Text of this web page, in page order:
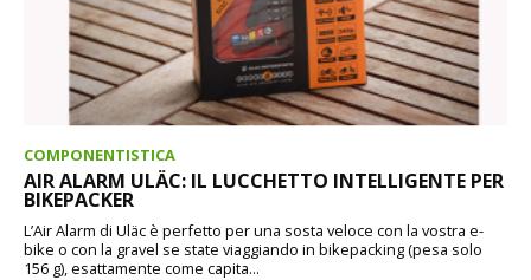
COMPONENTISTICA
AIR ALARM ULÄC: IL LUCCHETTO INTELLIGENTE PER
BIKEPACKER
L’Air Alarm di Uläc è perfetto per una sosta veloce con la vostra e-
bike o con la gravel se state viaggiando in bikepacking (pesa solo
156 g), esattamente come capita...